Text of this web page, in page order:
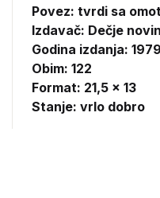
Povez: tvrdi sa
Izdavač: Dečje
Godina izdanja:
Obim: 122
Format: 21,5 x 13
Stanje: vrlo dobro